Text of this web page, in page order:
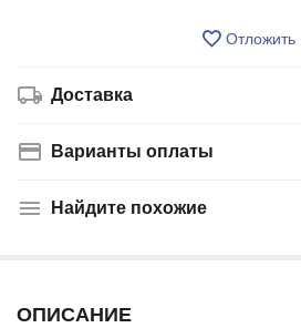
Отложить
Доставка
Варианты оплаты
Найдите похожие
ОПИСАНИЕ